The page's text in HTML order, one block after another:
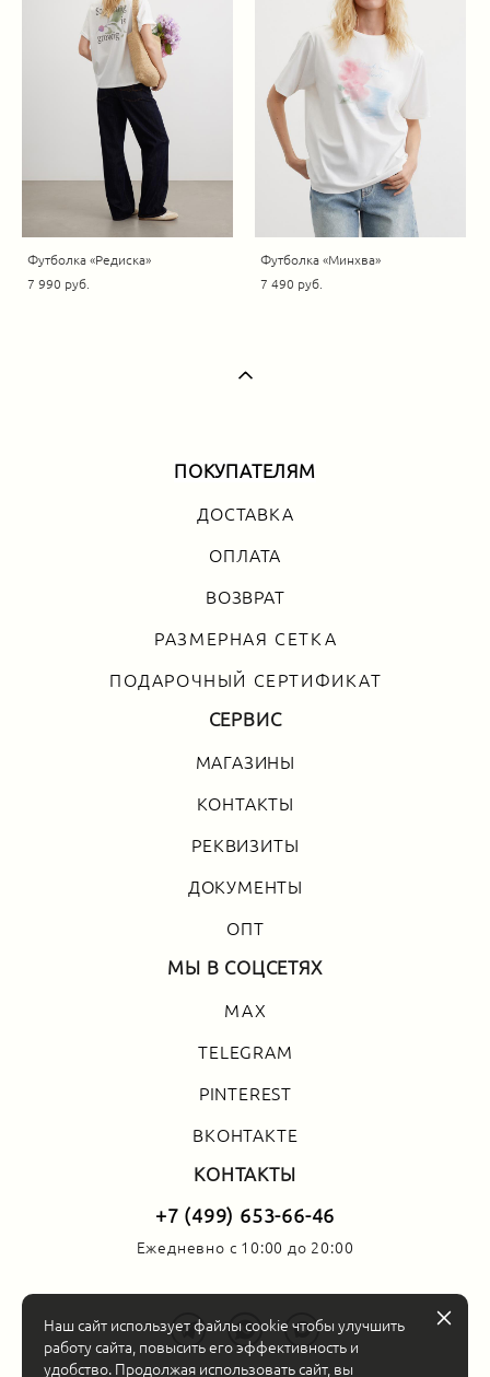
Футболка «Редиска»
7 990 pуб.
Футболка «Минхва»
7 490 pуб.
ПОКУПАТЕЛЯМ
ДОСТАВКА
ОПЛАТА
ВОЗВРАТ
РАЗМЕРНАЯ СЕТКА
ПОДАРОЧНЫЙ СЕРТИФИКАТ
СЕРВИС
МАГАЗИНЫ
КОНТАКТЫ
РЕКВИЗИТЫ
ДОКУМЕНТЫ
ОПТ
МЫ В СОЦСЕТЯХ
MAX
TELEGRAM
PINTEREST
ВКОНТАКТЕ
КОНТАКТЫ
+7 (499) 653-66-46
Ежедневно с 10:00 до 20:00
Наш сайт использует файлы cookie чтобы улучшить
работу сайта, повысить его эффективность и
удобство. Продолжая использовать сайт, вы